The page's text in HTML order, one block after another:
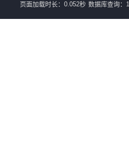
页面加载时长：0.052秒 数据库查询：